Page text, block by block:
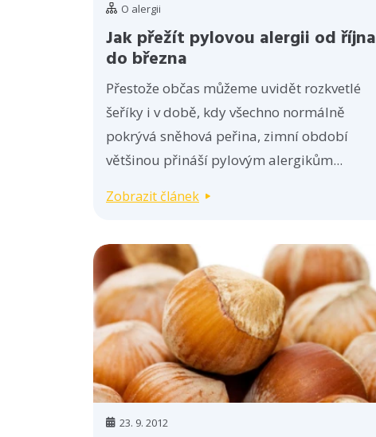
O alergii
Jak přežít pylovou alergii od října
do března
Přestože občas můžeme uvidět rozkvetlé
šeříky i v době, kdy všechno normálně
pokrývá sněhová peřina, zimní období
většinou přináší pylovým alergikům...
Zobrazit článek
23. 9. 2012